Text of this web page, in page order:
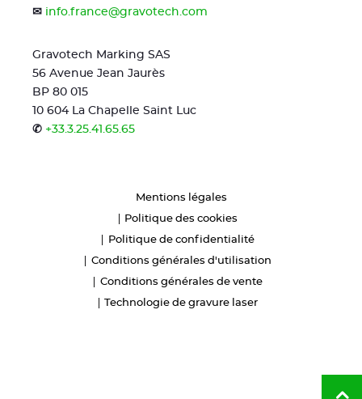
✉ info.france@gravotech.com
Gravotech Marking SAS
56 Avenue Jean Jaurès
BP 80 015
10 604 La Chapelle Saint Luc
✆ +33.3.25.41.65.65
Mentions légales
Politique des cookies
Politique de confidentialité
Conditions générales d'utilisation
Conditions générales de vente
Technologie de gravure laser